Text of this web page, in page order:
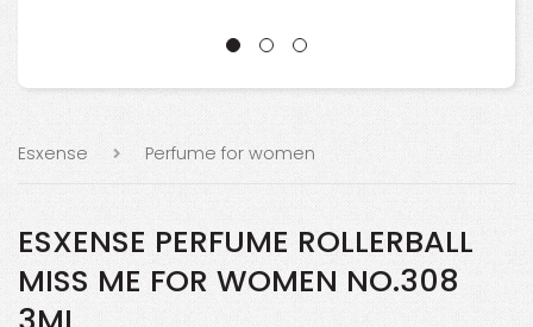
Esxense Perfume for women
ESXENSE PERFUME ROLLERBALL
MISS ME FOR WOMEN NO.308